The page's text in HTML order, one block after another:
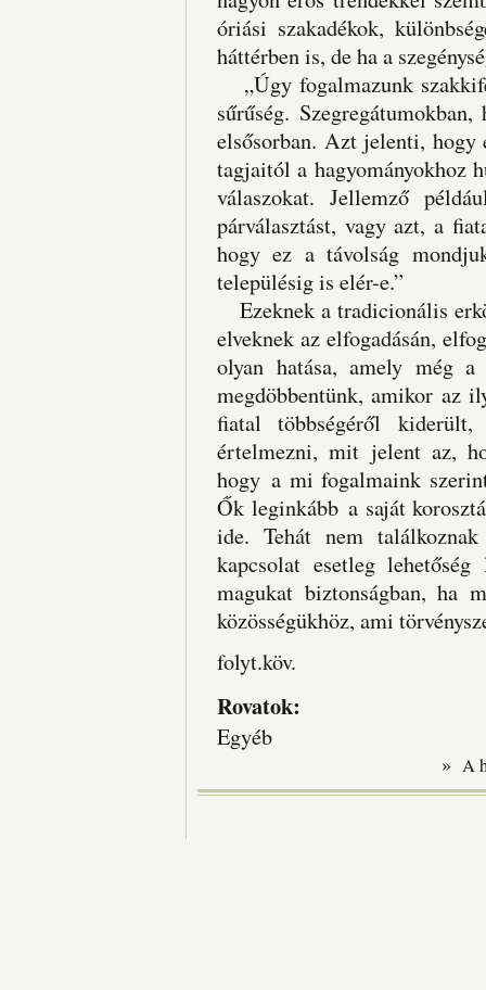
óriási szakadékok,
háttérben is, de ha a
„Úgy fogalmazunk
sűrűség.
elsősorban. Azt jelenti, hogy
tagjaitól a hagyományokhoz
válaszokat. Jellemző
párválasztást, vagy azt, a
hogy ez a távolság
településig is elér-e.”
Ezeknek a tradicionális
elveknek az elfogadásán,
olyan hatása, amely még
megdöbbentünk, amikor az
fiatal többségéről
értelmezni, mit jelent az,
hogy a mi fogalmaink
Ők leginkább a saját
ide. Tehát nem
kapcsolat esetleg
magukat biztonságban, ha
közösségükhöz, ami
folyt.köv.
Rovatok:
Egyéb
» A